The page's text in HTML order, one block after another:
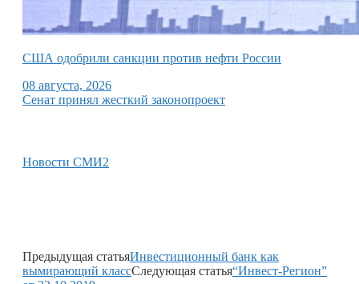
США одобрили санкции против нефти России
08 августа, 2026
Сенат принял жесткий законопроект
Новости СМИ2
Предыдущая статьяИнвестиционный банк как
вымирающий классСледующая статья“Инвест-Регион”